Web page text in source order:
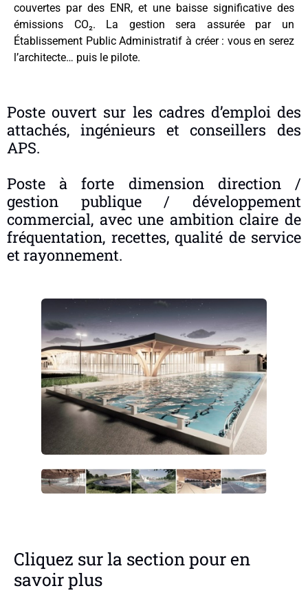
couvertes par des ENR, et une baisse significative des
émissions CO₂.
La gestion sera assurée par un
Établissement Public Administratif à créer : vous en serez
l’architecte… puis le pilote.
Poste ouvert sur les cadres d’emploi des
attachés, ingénieurs et conseillers des
APS.
Poste à forte dimension direction /
gestion publique / développement
commercial, avec une ambition claire de
fréquentation, recettes, qualité de service
et rayonnement.
Cliquez sur la section pour en
savoir plus